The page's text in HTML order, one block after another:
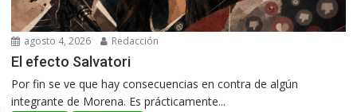
agosto 4, 2026 Redacción
El efecto Salvatori
Por fin se ve que hay consecuencias en contra de algún
integrante de Morena. Es prácticamente...